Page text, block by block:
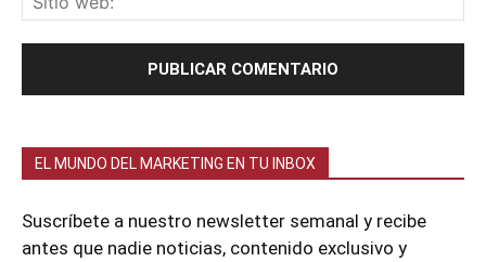
EL MUNDO DEL MARKETING EN TU INBOX
Suscríbete a nuestro newsletter semanal y recibe
antes que nadie noticias, contenido exclusivo y